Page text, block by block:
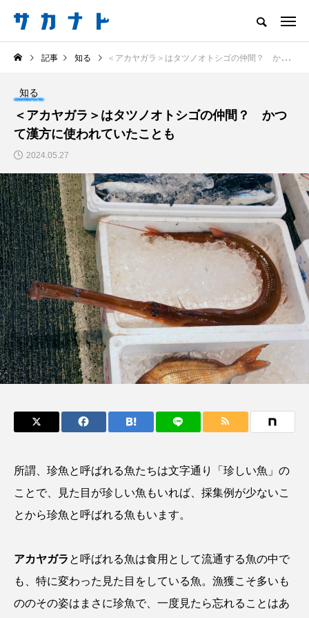
サカナをもっと好きになる
知る 食べる 楽しむ 創る
注目記事 サカナを知ろう
食べる
＜ツバメウオ＞は意外
と美味しい！ “でかい
鰭”が特徴的な魚を実
際に食べてみた
椎名まさ
2026.08.05
意外と簡単！ 100均で
買った道具で＜魚のは
く製＞を作ってみた
夏休みの自由研究にい
みのり
2026.06.02
アイナメ アオウオ アオザメ
アオリイカ アカアジ
アカムツ アカメ アクアリウム
アサヒガニ アザアシ アシカ アジ
記事 知る ＜アカヤガラ＞はタツノオトシゴの仲間？ かつて漢方に使われていたことも
知る
＜アカヤガラ＞はタツノオトシゴの仲間？ かつ
て漢方に使われていたことも
2024.05.27
所謂、珍魚と呼ばれる魚たちは文字通り「珍しい魚」の
ことで、見た目が珍しい魚もいれば、採集例が少ないこ
とから珍魚と呼ばれる魚もいます。
アカヤガラ と呼ばれる魚は食用として流通する魚の中で
も、特に変わった見た目をしている魚。漁獲こそ多いも
ののその姿はまさに珍魚で、一度見たら忘れることはあ